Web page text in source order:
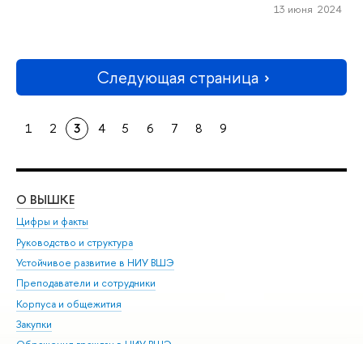
13 июня 2024
Следующая страница
1 2 3 4 5 6 7 8 9
О ВЫШКЕ
Цифры и факты
Руководство и структура
Устойчивое развитие в НИУ ВШЭ
Преподаватели и сотрудники
Корпуса и общежития
Закупки